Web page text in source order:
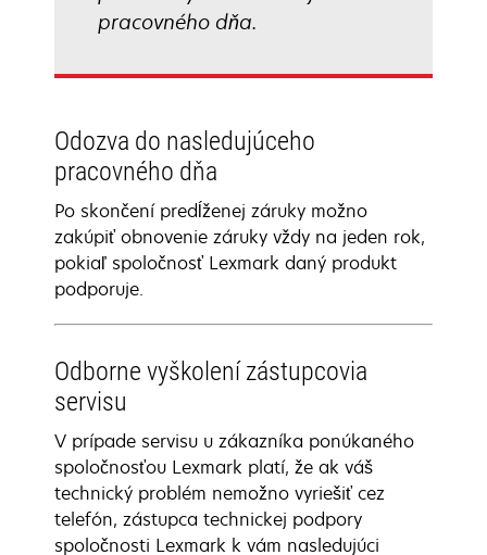
pracovného dňa.
Odozva do nasledujúceho
pracovného dňa
Po skončení predĺženej záruky možno
zakúpiť obnovenie záruky vždy na jeden rok,
pokiaľ spoločnosť Lexmark daný produkt
podporuje.
Odborne vyškolení zástupcovia
servisu
V prípade servisu u zákazníka ponúkaného
spoločnosťou Lexmark platí, že ak váš
technický problém nemožno vyriešiť cez
telefón, zástupca technickej podpory
spoločnosti Lexmark k vám nasledujúci